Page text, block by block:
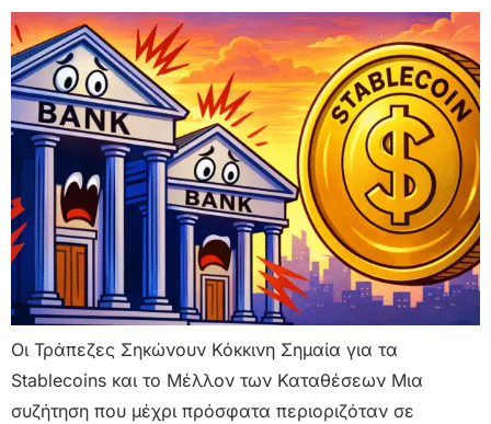
Οι Τράπεζες Σηκώνουν Κόκκινη Σημαία για τα
Stablecoins και το Μέλλον των Καταθέσεων Μια
συζήτηση που μέχρι πρόσφατα περιοριζόταν σε